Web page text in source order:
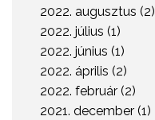
2022. augusztus (2)
2022. július (1)
2022. június (1)
2022. április (2)
2022. február (2)
2021. december (1)